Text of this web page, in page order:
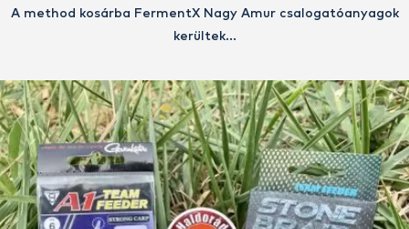
A method kosárba FermentX Nagy Amur csalogatóanyagok
kerültek…